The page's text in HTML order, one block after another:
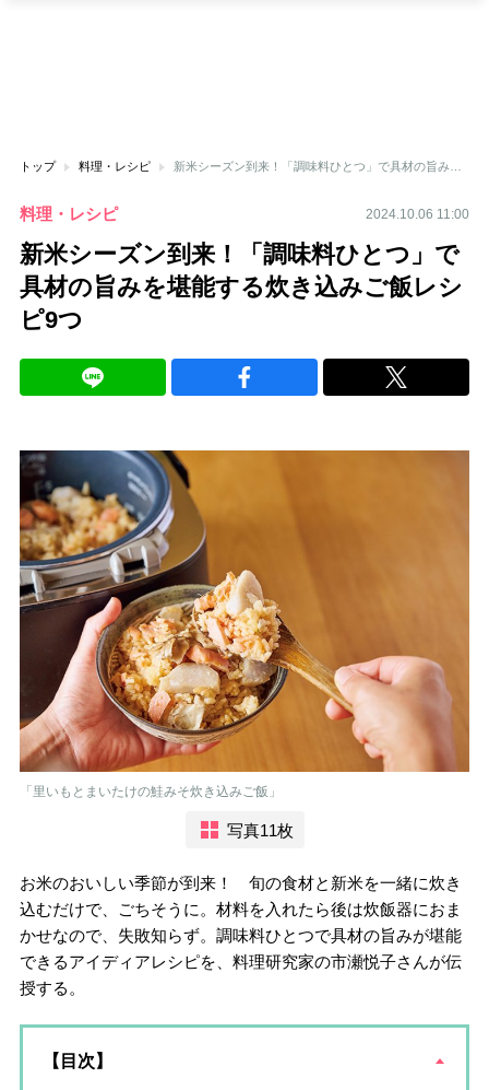
トップ 料理・レシピ 新米シーズン到来！「調味料ひとつ」で具材の旨みを堪能する炊き込みご飯レシピ9つ
料理・レシピ 2024.10.06 11:00
新米シーズン到来！「調味料ひとつ」で
具材の旨みを堪能する炊き込みご飯レシ
ピ9つ
「里いもとまいたけの鮭みそ炊き込みご飯」
写真11枚
お米のおいしい季節が到来！ 旬の食材と新米を一緒に炊き
込むだけで、ごちそうに。材料を入れたら後は炊飯器におま
かせなので、失敗知らず。調味料ひとつで具材の旨みが堪能
できるアイディアレシピを、料理研究家の市瀬悦子さんが伝
授する。
【目次】